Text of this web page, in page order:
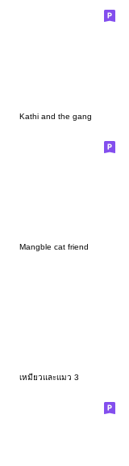
Kathi and the gang
Mangble cat friend
เหมียวและแมว 3